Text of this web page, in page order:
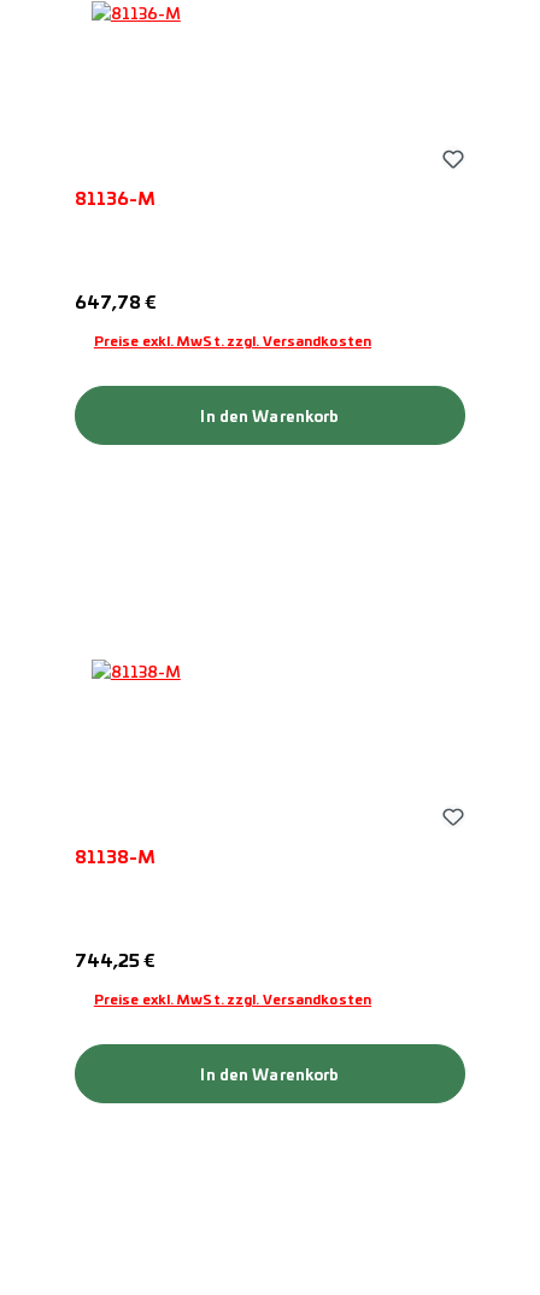
81136-M
Regulärer Preis:
647,78 €
Preise exkl. MwSt. zzgl. Versandkosten
In den Warenkorb
81138-M
Regulärer Preis:
744,25 €
Preise exkl. MwSt. zzgl. Versandkosten
In den Warenkorb